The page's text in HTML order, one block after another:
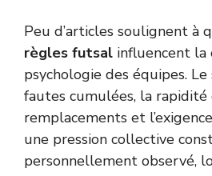
Peu d’articles soulignent à
règles futsal influencent la
psychologie des équipes.
fautes cumulées, la rapidité
remplacements et
une pression collective
personnellement observé,